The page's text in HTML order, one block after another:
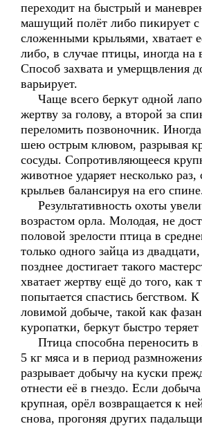
переходит на быстрый и
машущий полёт либо пикирует с
сложенными крыльями, хватает
либо, в случае птицы, иногда на
Способ захвата и умерщвления
варьирует.
Чаще всего беркут одной
жертву за голову, а второй за
переломить позвоночник.
шею острым клювом, разрывая
сосуды. Сопротивляющееся
животное ударяет несколько
крыльев балансируя на его
Результативность охоты
возрастом орла. Молодая, не
половой зрелости птица в
только одного зайца из
позднее достигает такого
хватает жертву ещё до того, как
попытается спастись бегством.
ловимой добыче, такой как
куропатки, беркут быстро теряет
Птица способна переносить
5 кг мяса и в период
разрывает добычу на куски
отнести её в гнездо. Если
крупная, орёл возвращается к
снова, прогоняя других